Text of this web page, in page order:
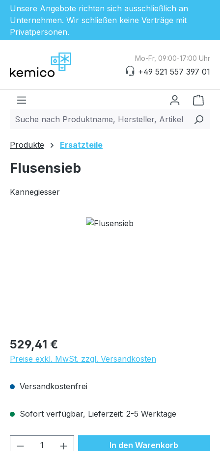
Unsere Angebote richten sich ausschließlich an
Unternehmen. Wir schließen keine Verträge mit
Privatpersonen.
Zum Hauptinhalt springen
Mo-Fr, 09:00-17:00 Uhr
+49 521 557 397 01
Produkte Ersatzteile
Flusensieb
Kannegiesser
Bildergalerie überspringen
Regulärer Preis:
529,41 €
Preise exkl. MwSt. zzgl. Versandkosten
Versandkostenfrei
Sofort verfügbar, Lieferzeit: 2-5 Werktage
Produkt Anzahl: Gib denIn den Warenkorb